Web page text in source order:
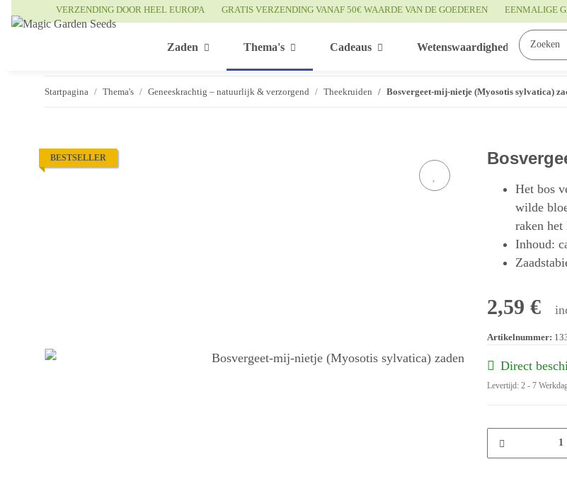
VERZENDING DOOR HEEL EUROPA GRATIS VERZENDING VANAF 50€ WAARDE VAN DE GOEDEREN EENMALIGE
Zaden Thema's Cadeaus Wetenswaardigheden
Startpagina Thema's Geneeskrachtig – natuurlijk & verzorgend Theekruiden Bosvergeet-mij-nietje (Myosotis sylvatica)
BESTSELLER
Het bos
wilde
raken het
Inhoud:
2,59 €
Artikelnummer:
Direct
Levertijd: 2 - 7